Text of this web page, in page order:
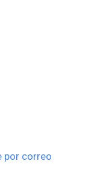
por correo